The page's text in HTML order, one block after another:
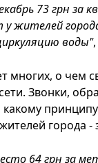
73 грн за
жителей
воды"
многих, о чем
Звонки,
города -
64 грн за